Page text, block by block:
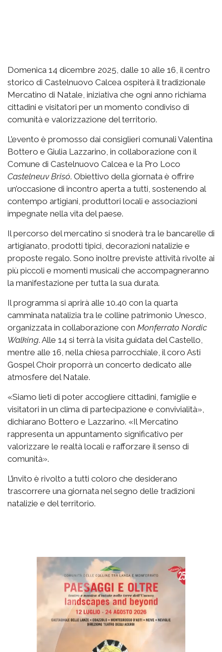
Domenica 14 dicembre 2025, dalle 10 alle 16, il centro
storico di Castelnuovo Calcea ospiterà il tradizionale
Mercatino di Natale, iniziativa che ogni anno richiama
cittadini e visitatori per un momento condiviso di
comunità e valorizzazione del territorio.
L’evento è promosso dai consiglieri comunali Valentina
Bottero e Giulia Lazzarino, in collaborazione con il
Comune di Castelnuovo Calcea e la Pro Loco
Castelneuv Brisó. Obiettivo della giornata è offrire
un’occasione di incontro aperta a tutti, sostenendo al
contempo artigiani, produttori locali e associazioni
impegnate nella vita del paese.
Il percorso del mercatino si snoderà tra le bancarelle di
artigianato, prodotti tipici, decorazioni natalizie e
proposte regalo. Sono inoltre previste attività rivolte ai
più piccoli e momenti musicali che accompagneranno
la manifestazione per tutta la sua durata.
Il programma si aprirà alle 10.40 con la quarta
camminata natalizia tra le colline patrimonio Unesco,
organizzata in collaborazione con Monferrato Nordic
Walking. Alle 14 si terrà la visita guidata del Castello,
mentre alle 16, nella chiesa parrocchiale, il coro Asti
Gospel Choir proporrà un concerto dedicato alle
atmosfere del Natale.
«Siamo lieti di poter accogliere cittadini, famiglie e
visitatori in un clima di partecipazione e convivialità»,
dichiarano Bottero e Lazzarino. «Il Mercatino
rappresenta un appuntamento significativo per
valorizzare le realtà locali e rafforzare il senso di
comunità».
L’invito è rivolto a tutti coloro che desiderano
trascorrere una giornata nel segno delle tradizioni
natalizie e del territorio.